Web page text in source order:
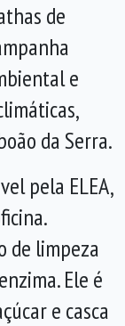
de
e
da Serra.
pela ELEA,
de limpeza
Ele é
e casca